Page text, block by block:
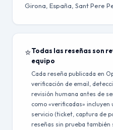
Girona, España, Sant Pere
⭐Todas las reseñas son
equipo
Cada reseña publicada en
verificación de email,
revisión humana antes de
como «verificadas»
servicio (ticket, captura de
reseñas sin prueba también